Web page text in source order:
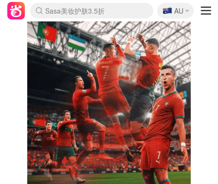
lululemon折扣上新
Sasa美妆护肤3.5折
SSENSE年中2.5折
FreshBeauty好价汇总
Cettire降价+叠9折
WWS Coles超市实拍
viagogo二手票捡漏
Myer超级周末
The Outnet奢牌1折起
David Jones 3折起
Flannels大牌1折
Perfumes Club护肤1折
AMIRO面罩$251
Amazon折扣汇总
eToro入金$200送$50
Amazon数码好物
ICONIC本周7.5折
ThedoubleF高奢地板价
Moose Knuckles 6折
丝芙兰5折起
EUFY摄像头$98
Selenichast首饰2折
Trip机票酒店促销
YSL送5件彩妆礼
Amazon家居好物
Amazon美妆护肤
雅漾大喷$8
过敏原检测盒$33
伊索独家赠50ml沐浴露
科颜氏高保湿面霜$29
SEALIFE海洋馆门票6折
丝塔芙大白罐$16
订阅Newsletter送香薰
Cult Beauty 6.8折
Harrods圣诞日历$525
LN-CC奢牌私促3折
d'Alba空姐喷雾$16
EVE LOM套装£56
Bernardelli独家4折
Adore Beauty 6折起
CT圣诞日历
Mytheresa奢品2.7折
Luxury Escapes 9折
Currentbody美容仪$881
MOON Garden Live
Roborock扫地机$649
Tingo Life水杯$24
Valentino官网5折
CR洗护套装$23
修丽可4件套$159
Myer彩妆2件7折
GANNI官网4.5折
Stylevana韩妆4折
Tessabit高奢8.5折
OGX洗发水$11
Amazon阿德莱德次日达
卡诗8.5折+赠礼
Philips Hue灯具8折
🇦🇺
AU